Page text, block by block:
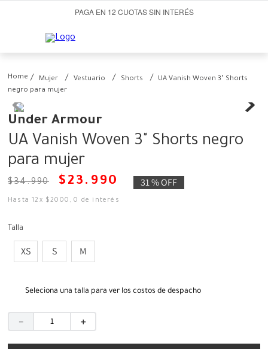
PAGA EN 12 CUOTAS SIN INTERÉS
Mujer Vestuario Shorts
UA Vanish Woven 3" Shorts
negro para mujer
Under Armour
UA Vanish Woven 3" Shorts negro
para mujer
$34.990 $ 23 . 990 31 %OFF
Hasta12 x $2000 ,0 de interés
Talla
XS S M
Seleciona una talla para ver los costos de despacho
＋
－